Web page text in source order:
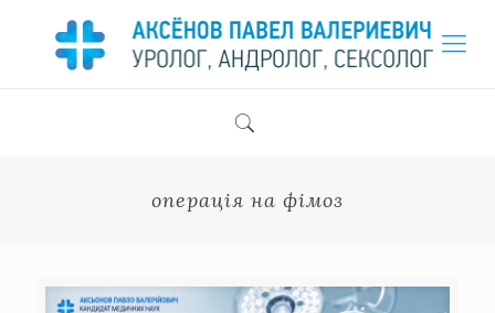
операція на фімоз